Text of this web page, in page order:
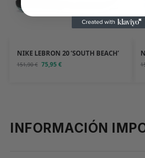
NIKE LEBRON 20 ‘SOUTH BEACH’
151,90€ 75,95€
INFORMACIÓN